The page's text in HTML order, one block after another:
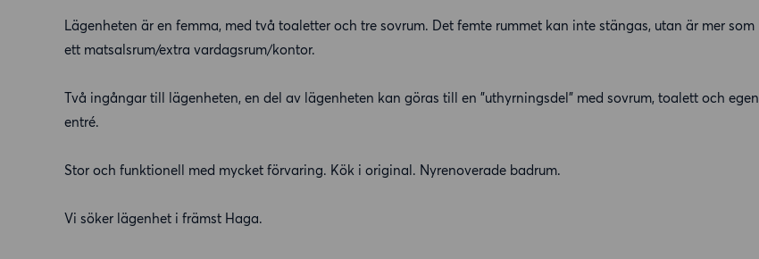
Lägenheten är en femma, med två toaletter och tre sovrum. Det femte rummet kan inte stängas, utan är mer som
ett matsalsrum/extra vardagsrum/kontor.
Två ingångar till lägenheten, en del av lägenheten kan göras till en ”uthyrningsdel” med sovrum, toalett och egen
entré.
Stor och funktionell med mycket förvaring. Kök i original. Nyrenoverade badrum.
Vi söker lägenhet i främst Haga.